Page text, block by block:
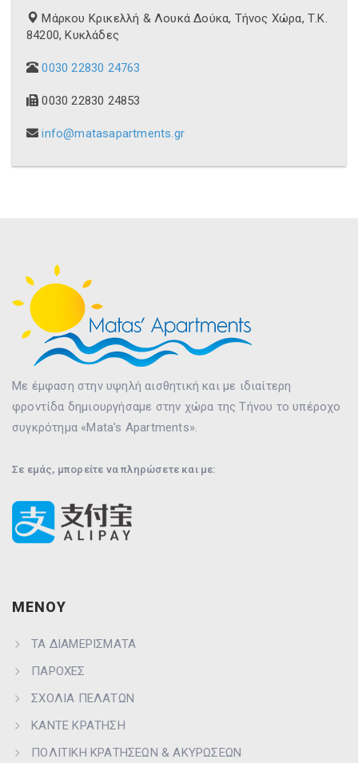
Μάρκου Κρικελλή & Λουκά Δούκα, Τήνος Χώρα, Τ.Κ.
84200, Κυκλάδες
0030 22830 24763
0030 22830 24853
info@matasapartments.gr
Με έμφαση στην υψηλή αισθητική και με ιδιαίτερη
φροντίδα δημιουργήσαμε στην χώρα της Τήνου το υπέροχο
συγκρότημα «Mata's Apartments».
Σε εμάς, μπορείτε να πληρώσετε και με:
ΜΕΝΟΥ
ΤΑ ΔΙΑΜΕΡΙΣΜΑΤΑ
ΠΑΡΟΧΕΣ
ΣΧΟΛΙΑ ΠΕΛΑΤΩΝ
ΚΑΝΤΕ ΚΡΑΤΗΣΗ
ΠΟΛΙΤΙΚΗ ΚΡΑΤΗΣΕΩΝ & ΑΚΥΡΩΣΕΩΝ